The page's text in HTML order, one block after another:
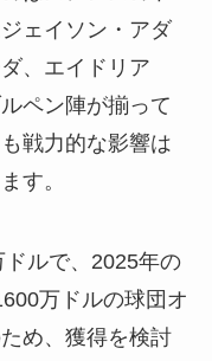
ェイソン・アダ
、エイドリア
ペン陣が揃って
戦力的な影響は
す。
ルで、2025年の
万ドルの球団オ
め、獲得を検討